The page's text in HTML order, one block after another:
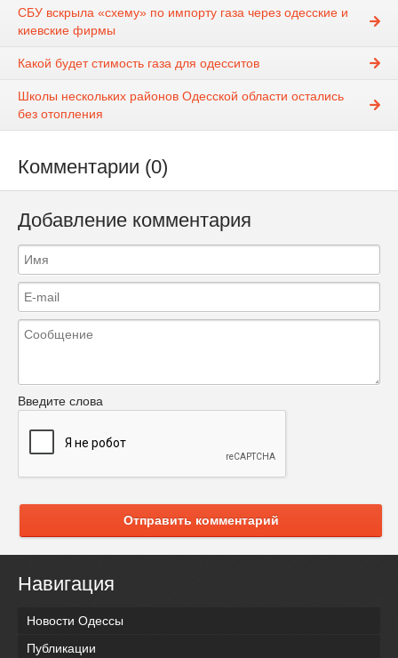
СБУ вскрыла «схему» по импорту газа через одесские и
киевские фирмы
Какой будет стимость газа для одесситов
Школы нескольких районов Одесской области остались
без отопления
Комментарии (0)
Добавление комментария
Введите слова
Отправить комментарий
Навигация
Новости Одессы
Публикации